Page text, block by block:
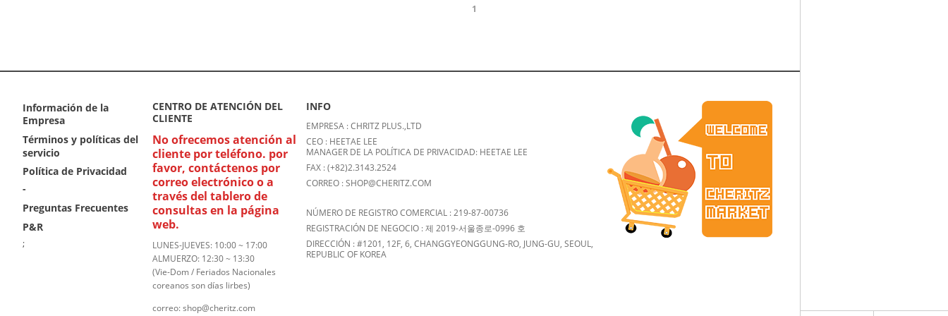
1
Información de la
Empresa
Términos y políticas del
servicio
Política de Privacidad
-
Preguntas Frecuentes
P&R
;
CENTRO DE ATENCIÓN DEL
CLIENTE
No ofrecemos atención al
cliente por teléfono. por
favor, contáctenos por
correo electrónico o a
través del tablero de
consultas en la página
web.
LUNES-JUEVES: 10:00 ~ 17:00
ALMUERZO: 12:30 ~ 13:30
(Vie-Dom / Feriados Nacionales
coreanos son días lirbes)
correo: shop@cheritz.com
INFO
EMPRESA : CHRITZ PLUS.,LTD
CEO : HEETAE LEE
MANAGER DE LA POLÍTICA DE PRIVACIDAD: HEETAE LEE
FAX : (+82)2.3143.2524
CORREO : SHOP@CHERITZ.COM
NÚMERO DE REGISTRO COMERCIAL : 219-87-00736
REGISTRACIÓN DE NEGOCIO : 제 2019-서울종로-0996 호
DIRECCIÓN : #1201, 12F, 6, CHANGGYEONGGUNG-RO, JUNG-GU, SEOUL,
REPUBLIC OF KOREA